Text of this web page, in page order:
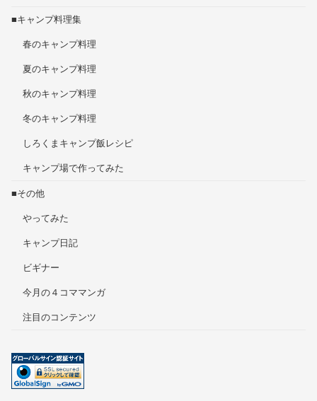
■キャンプ料理集
春のキャンプ料理
夏のキャンプ料理
秋のキャンプ料理
冬のキャンプ料理
しろくまキャンプ飯レシピ
キャンプ場で作ってみた
■その他
やってみた
キャンプ日記
ビギナー
今月の４コママンガ
注目のコンテンツ